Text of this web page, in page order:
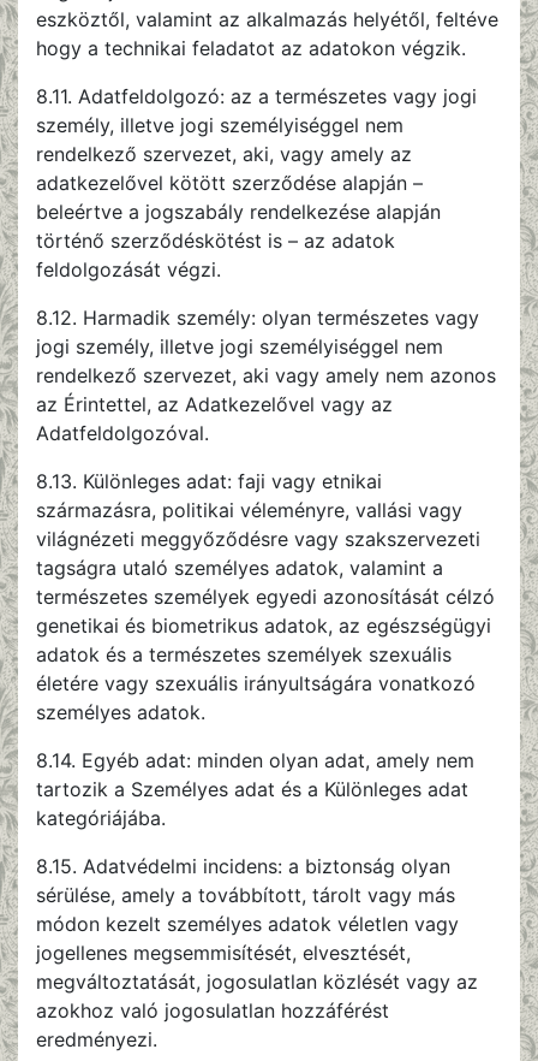
eszköztől, valamint az alkalmazás helyétől, feltéve
hogy a technikai feladatot az adatokon végzik.
8.11. Adatfeldolgozó: az a természetes vagy jogi
személy, illetve jogi személyiséggel nem
rendelkező szervezet, aki, vagy amely az
adatkezelővel kötött szerződése alapján –
beleértve a jogszabály rendelkezése alapján
történő szerződéskötést is – az adatok
feldolgozását végzi.
8.12. Harmadik személy: olyan természetes vagy
jogi személy, illetve jogi személyiséggel nem
rendelkező szervezet, aki vagy amely nem azonos
az Érintettel, az Adatkezelővel vagy az
Adatfeldolgozóval.
8.13. Különleges adat: faji vagy etnikai
származásra, politikai véleményre, vallási vagy
világnézeti meggyőződésre vagy szakszervezeti
tagságra utaló személyes adatok, valamint a
természetes személyek egyedi azonosítását célzó
genetikai és biometrikus adatok, az egészségügyi
adatok és a természetes személyek szexuális
életére vagy szexuális irányultságára vonatkozó
személyes adatok.
8.14. Egyéb adat: minden olyan adat, amely nem
tartozik a Személyes adat és a Különleges adat
kategóriájába.
8.15. Adatvédelmi incidens: a biztonság olyan
sérülése, amely a továbbított, tárolt vagy más
módon kezelt személyes adatok véletlen vagy
jogellenes megsemmisítését, elvesztését,
megváltoztatását, jogosulatlan közlését vagy az
azokhoz való jogosulatlan hozzáférést
eredményezi.